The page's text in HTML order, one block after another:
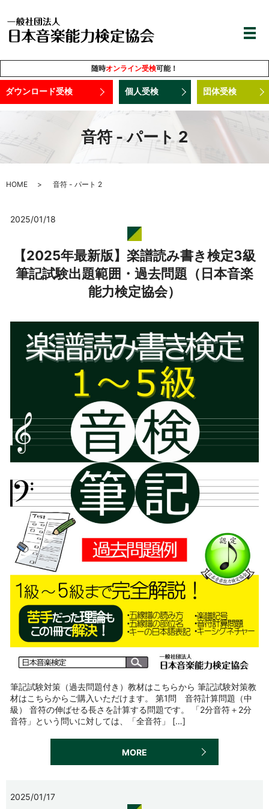
随時オンライン受検可能！
ダウンロード受検 個人受検 団体受検
音符 - パート 2
HOME 音符 - パート 2
2025/01/18
【2025年最新版】楽譜読み書き検定3級
筆記試験出題範囲・過去問題（日本音楽
能力検定協会）
筆記試験対策（過去問題付き）教材はこちらから 筆記試験対策教
材はこちらからご購入いただけます。 第1問 音符計算問題（中
級） 音符の伸ばせる長さを計算する問題です。 「2分音符＋2分
音符」という問いに対しては、「全音符」 […]
MORE
2025/01/17